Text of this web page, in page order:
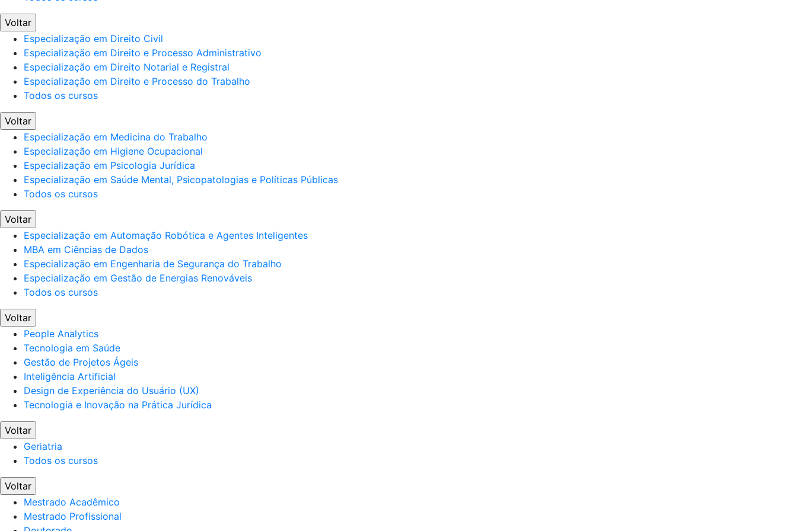
Voltar
Especialização em Direito Civil
Especialização em Direito e Processo Administrativo
Especialização em Direito Notarial e Registral
Especialização em Direito e Processo do Trabalho
Todos os cursos
Voltar
Especialização em Medicina do Trabalho
Especialização em Higiene Ocupacional
Especialização em Psicologia Jurídica
Especialização em Saúde Mental, Psicopatologias e Políticas Públicas
Todos os cursos
Voltar
Especialização em Automação Robótica e Agentes Inteligentes
MBA em Ciências de Dados
Especialização em Engenharia de Segurança do Trabalho
Especialização em Gestão de Energias Renováveis
Todos os cursos
Voltar
People Analytics
Tecnologia em Saúde
Gestão de Projetos Ágeis
Inteligência Artificial
Design de Experiência do Usuário (UX)
Tecnologia e Inovação na Prática Jurídica
Voltar
Geriatria
Todos os cursos
Voltar
Mestrado Acadêmico
Mestrado Profissional